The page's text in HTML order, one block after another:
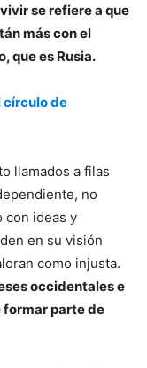
se refiere a que
más con el
que es Rusia.
círculo de
llamados a filas
no
con ideas y
en su visión
como injusta.
occidentales e
parte de